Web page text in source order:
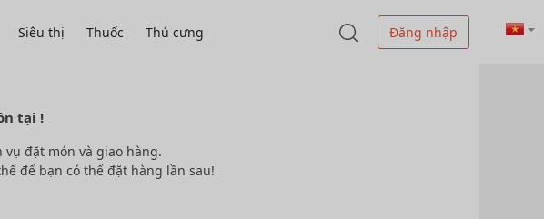
Siêu thị Thuốc Thú cưng Đăng nhập
tại !
vụ đặt món và giao hàng.
để bạn có thể đặt hàng lần sau!